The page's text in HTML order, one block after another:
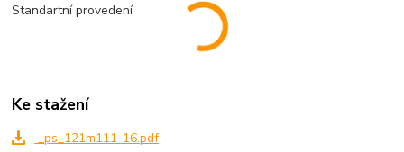
Standartní provedení
Ke stažení
_ps_121m111-16.pdf